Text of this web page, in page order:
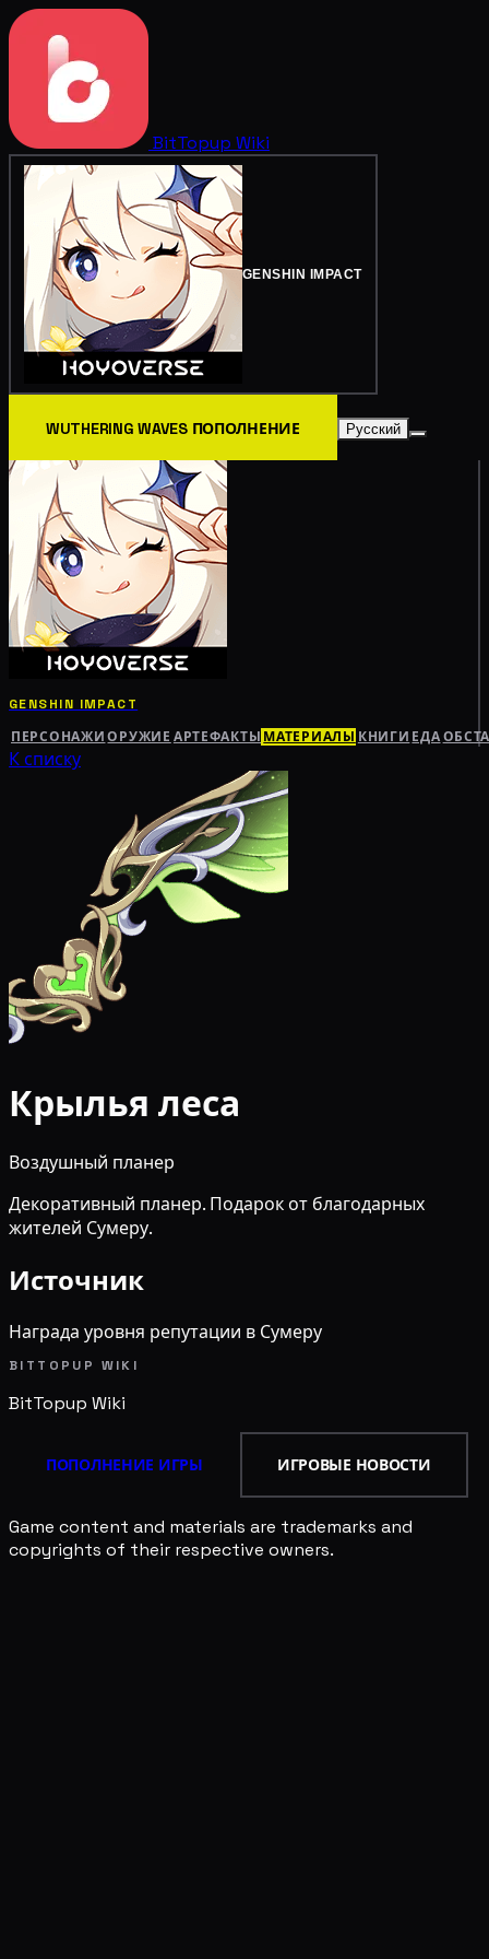
BitTopup Wiki
GENSHIN IMPACT
WUTHERING WAVES ПОПОЛНЕНИЕ Русский
GENSHIN IMPACT
ПЕРСОНАЖИ ОРУЖИЕ АРТЕФАКТЫ МАТЕРИАЛЫ КНИГИ ЕДА
К списку
Крылья леса
Воздушный планер
Декоративный планер. Подарок от благодарных
жителей Сумеру.
Источник
Награда уровня репутации в Сумеру
BITTOPUP WIKI
BitTopup Wiki
ПОПОЛНЕНИЕ ИГРЫ ИГРОВЫЕ НОВОСТИ
Game content and materials are trademarks and
copyrights of their respective owners.